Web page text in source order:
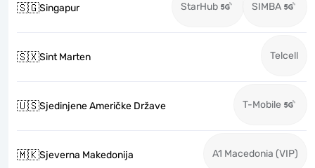
🇸🇬Singapur StarHub SIMBA
🇸🇽Sint Marten Telcell
🇺🇸Sjedinjene Američke Države T-Mobile
🇲🇰Sjeverna Makedonija A1 Macedonia (VIP)